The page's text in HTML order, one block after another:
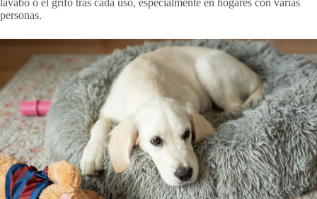
lavabo o el grifo tras cada uso, especialmente en hogares con varias
personas.